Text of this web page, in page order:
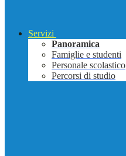
Servizi
Panoramica
Famiglie e studenti
Personale scolastico
Percorsi di studio